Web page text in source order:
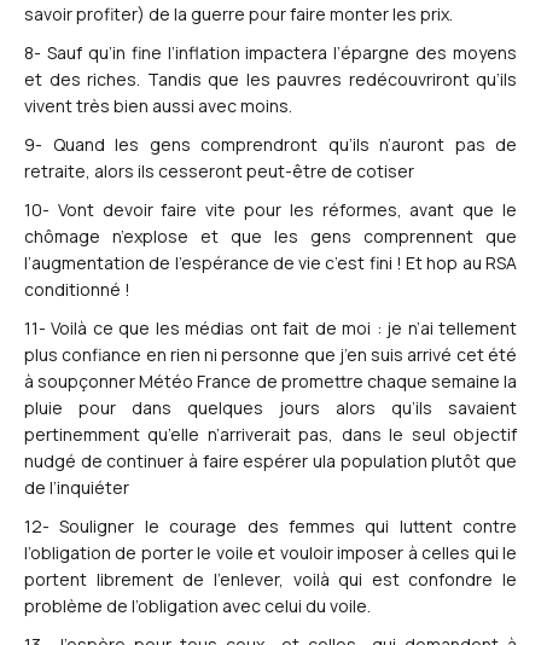
savoir profiter) de la guerre pour faire monter les prix.
8- Sauf qu’in fine l’inflation impactera l’épargne des moyens
et des riches. Tandis que les pauvres redécouvriront qu’ils
vivent très bien aussi avec moins.
9- Quand les gens comprendront qu’ils n’auront pas de
retraite, alors ils cesseront peut-être de cotiser
10- Vont devoir faire vite pour les réformes, avant que le
chômage n’explose et que les gens comprennent que
l’augmentation de l’espérance de vie c’est fini ! Et hop au RSA
conditionné !
11- Voilà ce que les médias ont fait de moi : je n’ai tellement
plus confiance en rien ni personne que j’en suis arrivé cet été
à soupçonner Météo France de promettre chaque semaine la
pluie pour dans quelques jours alors qu’ils savaient
pertinemment qu’elle n’arriverait pas, dans le seul objectif
nudgé de continuer à faire espérer ula population plutôt que
de l’inquiéter
12- Souligner le courage des femmes qui luttent contre
l’obligation de porter le voile et vouloir imposer à celles qui le
portent librement de l’enlever, voilà qui est confondre le
problème de l’obligation avec celui du voile.